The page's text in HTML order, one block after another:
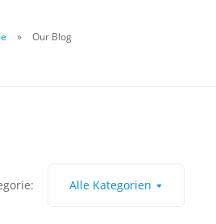
Our Blog
Alle Kategorien